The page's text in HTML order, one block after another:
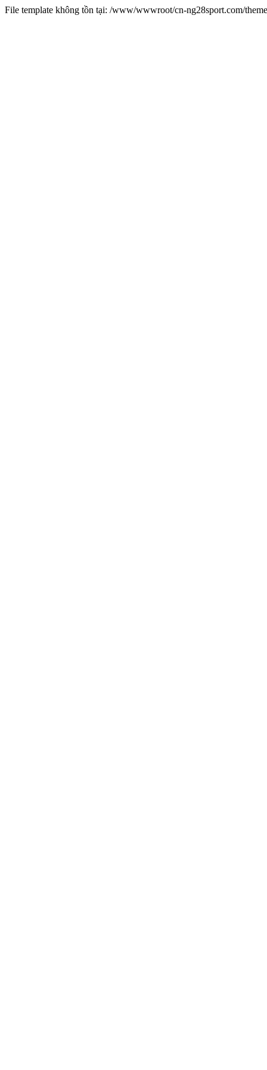
File template không tồn tại: /www/wwwroot/cn-ng28sport.com/